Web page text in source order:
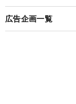
広告企画一覧